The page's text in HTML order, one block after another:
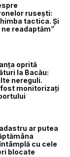
rusești:
tactica. Și
readaptăm”
oprită
la Bacău:
nereguli.
monitorizați
ar putea
cu cele
blocate